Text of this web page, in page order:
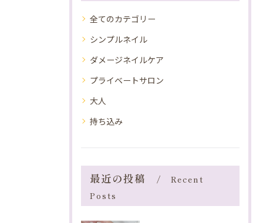
全てのカテゴリー
シンプルネイル
ダメージネイルケア
プライベートサロン
大人
持ち込み
最近の投稿
Recent
Posts